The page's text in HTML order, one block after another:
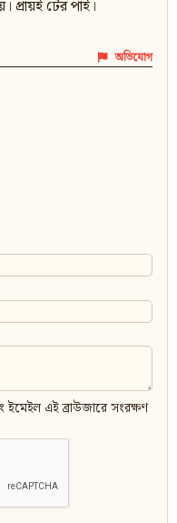
টের পাই।
অভিযোগ
ইমেইল এই ব্রাউজারে সংরক্ষণ